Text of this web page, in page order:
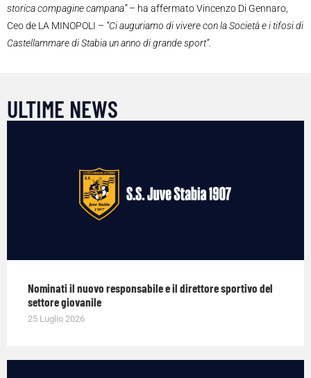
storica compagine campana”– ha affermato Vincenzo Di Gennaro,
Ceo de LA MINOPOLI – “Ci auguriamo di vivere con la Società e i tifosi di
Castellammare di Stabia un anno di grande sport”.
ULTIME NEWS
Nominati il nuovo responsabile e il direttore sportivo del
settore giovanile
25 Luglio 2026